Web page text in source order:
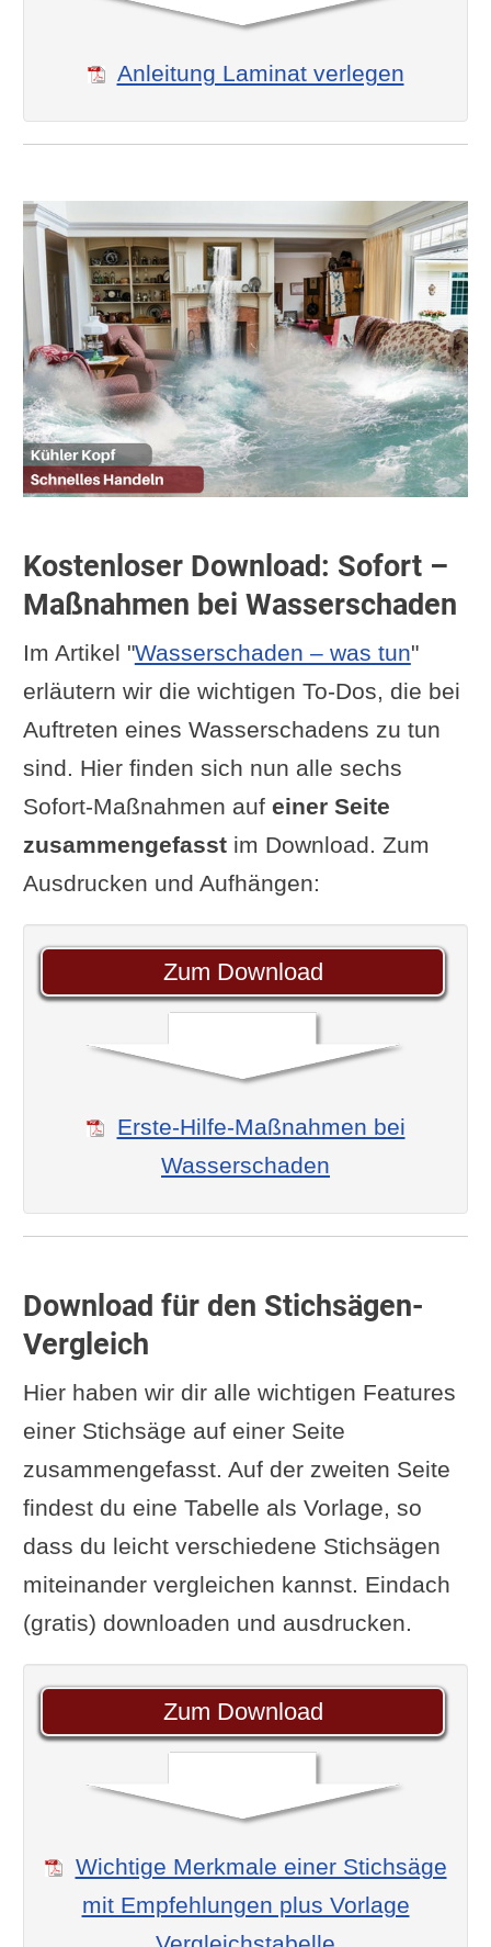
Anleitung Laminat verlegen
Kostenloser Download: Sofort –
Maßnahmen bei Wasserschaden
Im Artikel "Wasserschaden – was tun"
erläutern wir die wichtigen To-Dos, die bei
Auftreten eines Wasserschadens zu tun
sind. Hier finden sich nun alle sechs
Sofort-Maßnahmen auf einer Seite
zusammengefasstim Download. Zum
Ausdrucken und Aufhängen:
Zum Download
Erste-Hilfe-Maßnahmen bei
Wasserschaden
Download für den Stichsägen-
Vergleich
Hier haben wir dir alle wichtigen Features
einer Stichsäge auf einer Seite
zusammengefasst. Auf der zweiten Seite
findest du eine Tabelle als Vorlage, so
dass du leicht verschiedene Stichsägen
miteinander vergleichen kannst. Eindach
(gratis) downloaden und ausdrucken.
Zum Download
Wichtige Merkmale einer Stichsäge
mit Empfehlungen plus Vorlage